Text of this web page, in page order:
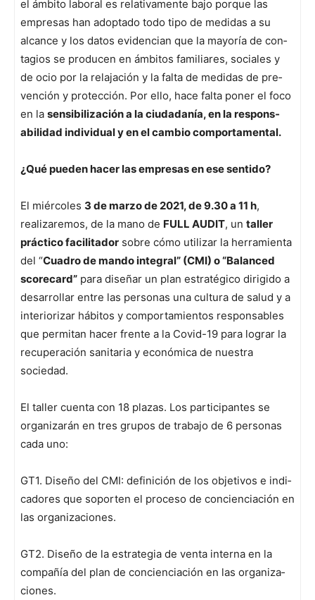
el ámbito lab­o­ral es rel­a­ti­va­mente bajo porque las
empre­sas han adop­ta­do todo tipo de medi­das a su
alcance y los datos evi­den­cian que la may­oría de con­
ta­gios se pro­ducen en ámbitos famil­iares, sociales y
de ocio por la rela­jación y la fal­ta de medi­das de pre­
ven­ción y pro­tec­ción. Por ello, hace fal­ta pon­er el foco
en la sen­si­bi­lización a la ciu­dadanía, en la respon­s­
abil­i­dad indi­vid­ual y en el cam­bio com­por­ta­men­tal.
¿Qué pueden hac­er las empre­sas en ese sen­ti­do?
El miér­coles 3 de mar­zo de 2021, de 9.30 a 11 h,
realizare­mos, de la mano de FULL AUDIT, un taller
prác­ti­co facil­i­ta­dor sobre cómo uti­lizar la her­ramien­ta
del “Cuadro de man­do inte­gral” (CMI) o “Bal­anced
score­card” para dis­eñar un plan estratégi­co dirigi­do a
desar­rol­lar entre las per­sonas una cul­tura de salud y a
inte­ri­orizar hábitos y com­por­tamien­tos respon­s­ables
que per­mi­tan hac­er frente a la Covid-19 para lograr la
recu­peración san­i­taria y económi­ca de nues­tra
sociedad.
El taller cuen­ta con 18 plazas. Los par­tic­i­pantes se
orga­ni­zarán en tres gru­pos de tra­ba­jo de 6 per­sonas
cada uno:
GT1. Dis­eño del CMI: defini­ción de los obje­tivos e indi­
cadores que soporten el pro­ce­so de con­cien­ciación en
las orga­ni­za­ciones.
GT2. Dis­eño de la estrate­gia de ven­ta inter­na en la
com­pañía del plan de con­cien­ciación en las orga­ni­za­
ciones.